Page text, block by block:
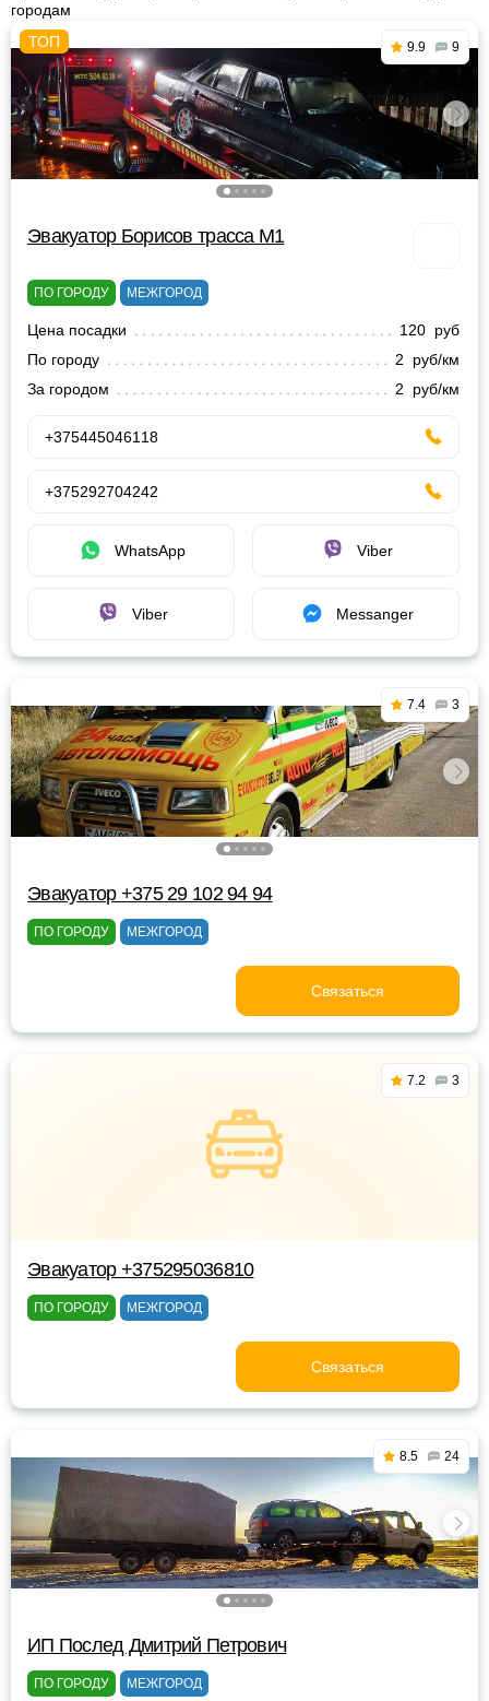
городам
9.9 9
Эвакуатор Борисов трасса М1
ПО ГОРОДУ МЕЖГОРОД
Цена посадки
120 руб
По городу
2 руб/км
За городом
2 руб/км
+375445046118
+375292704242
WhatsApp Viber
Viber Messanger
7.4 3
Эвакуатор +375 29 102 94 94
ПО ГОРОДУ МЕЖГОРОД
Связаться
7.2 3
Эвакуатор +375295036810
ПО ГОРОДУ МЕЖГОРОД
Связаться
8.5 24
ИП Послед Дмитрий Петрович
ПО ГОРОДУ МЕЖГОРОД